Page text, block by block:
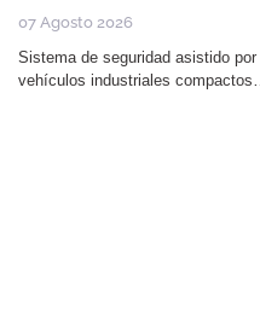
07 Agosto 2026
Sistema de seguridad asistido
vehículos industriales compactos…